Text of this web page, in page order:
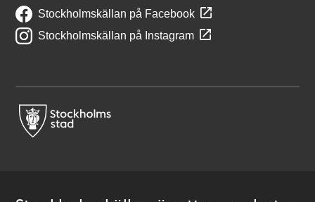
Stockholmskällan på Facebook
Stockholmskällan på Instagram